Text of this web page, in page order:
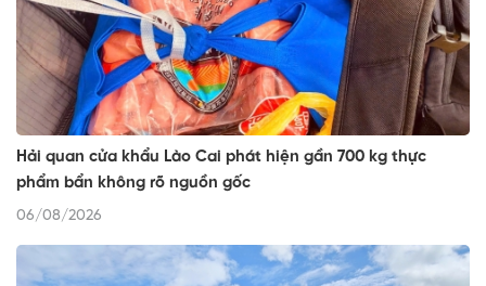
Hải quan cửa khẩu Lào Cai phát hiện gần 700 kg thực
phẩm bẩn không rõ nguồn gốc
06/08/2026